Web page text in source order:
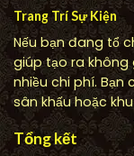
Trang Trí Sự Kiện
Nếu bạn đang tổ
giúp tạo ra
nhiều chi phí.
sân khấu hoặc
Tổng kết